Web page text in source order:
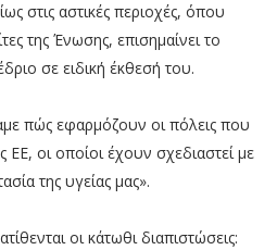
στις αστικές περιοχές, όπου
της Ένωσης, επισημαίνει το
σε ειδική έκθεσή του.
πώς εφαρμόζουν οι πόλεις που
ΕΕ, οι οποίοι έχουν σχεδιαστεί με
της υγείας μας».
οι κάτωθι διαπιστώσεις: